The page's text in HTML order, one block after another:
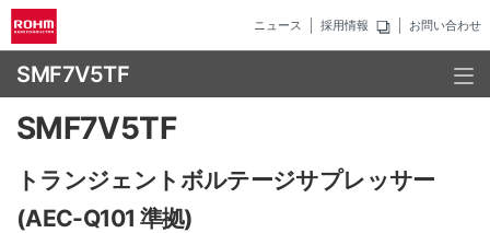
ニュース 採用情報 お問い合わせ
SMF7V5TF
SMF7V5TF
トランジェントボルテージサプレッサー
(AEC-Q101 準拠)